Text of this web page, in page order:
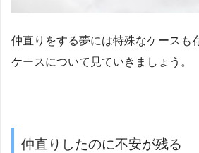
仲直りをする夢には特殊なケースも
ケースについて見ていきましょう。
仲直りしたのに不安が残る